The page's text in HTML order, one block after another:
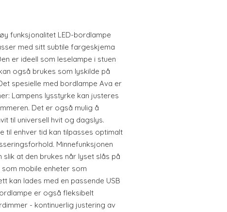
funksjonalitet LED-bordlampe
med sitt subtile fargeskjema
er ideell som leselampe i stuen
også brukes som lyskilde på
spesielle med bordlampe Ava er
Lampens lysstyrke kan justeres
Det er også mulig å
til universell hvit og dagslys.
til enhver tid kan tilpasses optimalt
Minnefunksjonen
slik at den brukes når lyset slås på
mobile enheter som
kan lades med en passende USB
er også fleksibelt
- kontinuerlig justering av